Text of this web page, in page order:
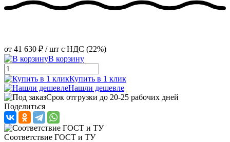
от 41 630 ₽ / шт с НДС (22%)
В корзину
Купить в 1 клик
Нашли дешевле
Срок отгрузки до 20-25 рабочих дней
Поделиться
Соответствие ГОСТ и ТУ